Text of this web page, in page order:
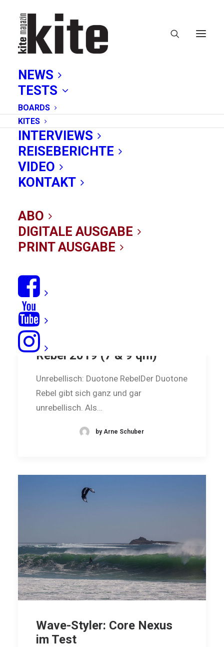
NEWS
TESTS
BOARDS
KITES
INTERVIEWS
REISEBERICHTE
VIDEO
KONTAKT
ABO
DIGITALE AUSGABE
PRINT AUSGABE
Kites
Big-Air-Test: Duotone
Rebel 2019 (7 & 9 qm)
Unrebellisch: Duotone RebelDer Duotone
Rebel gibt sich ganz und gar
unrebellisch. Als…
by Arne Schuber
Wave-Styler: Core Nexus
im Test